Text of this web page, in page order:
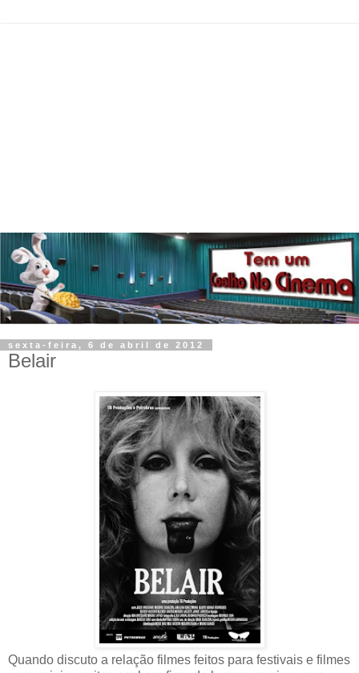
sexta-feira, 6 de abril de 2012
Belair
Quando discuto a relação filmes feitos para festivais e filmes